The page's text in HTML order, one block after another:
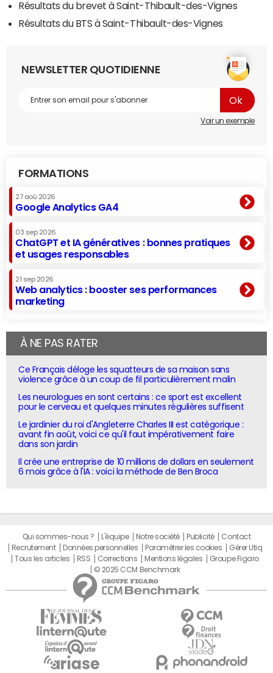
Résultats du brevet à Saint-Thibault-des-Vignes
Résultats du BTS à Saint-Thibault-des-Vignes
NEWSLETTER QUOTIDIENNE
Voir un exemple
FORMATIONS
27 aoû 2026
Google Analytics GA4
03 sep 2026
ChatGPT et IA génératives : bonnes pratiques
et usages responsables
21 sep 2026
Web analytics : booster ses performances
marketing
À NE PAS RATER
Ce Français déloge les squatteurs de sa maison sans
violence grâce à un coup de fil particulièrement malin
Les neurologues en sont certains : ce sport est excellent
pour le cerveau et quelques minutes régulières suffisent
Le jardinier du roi d'Angleterre Charles III est catégorique :
avant fin août, voici ce qu'il faut impérativement faire
dans son jardin
Il crée une entreprise de 10 millions de dollars en seulement
6 mois grâce à l'IA : voici la méthode de Ben Broca
Qui sommes-nous ? L'équipe Notre société Publicité
Contact
Recrutement
Données personnelles Paramétrer les cookies
Gérer Utiq
Tous les articles
RSS Corrections Mentions légales
Groupe Figaro
© 2025 CCM Benchmark